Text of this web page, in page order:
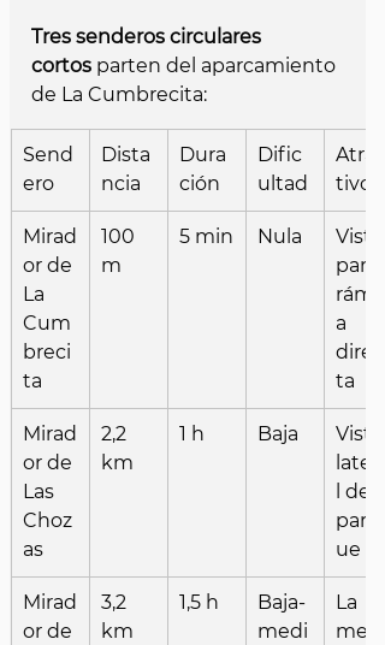
Tres senderos circulares
cortos parten del aparcamiento
de La Cumbrecita:
Send
ero
Dista
ncia
Dura
ción
Dific
ultad
Atrac
tivo
Mirad
or de
La
Cum
breci
ta
100
m
5 min Nula
Vista
pano
rámic
a
direc
ta
Mirad
or de
Las
Choz
as
2,2
km
1 h Baja
Vista
latera
l del
parq
ue
Mirad
or de
3,2
km
1,5 h
Baja-
medi
La
mejo